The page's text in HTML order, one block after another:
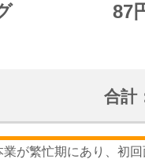
ログ 87
合計：
業が繁忙期にあり、初